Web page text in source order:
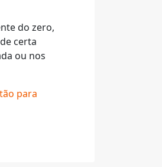
do zero,
certa
ou nos
para